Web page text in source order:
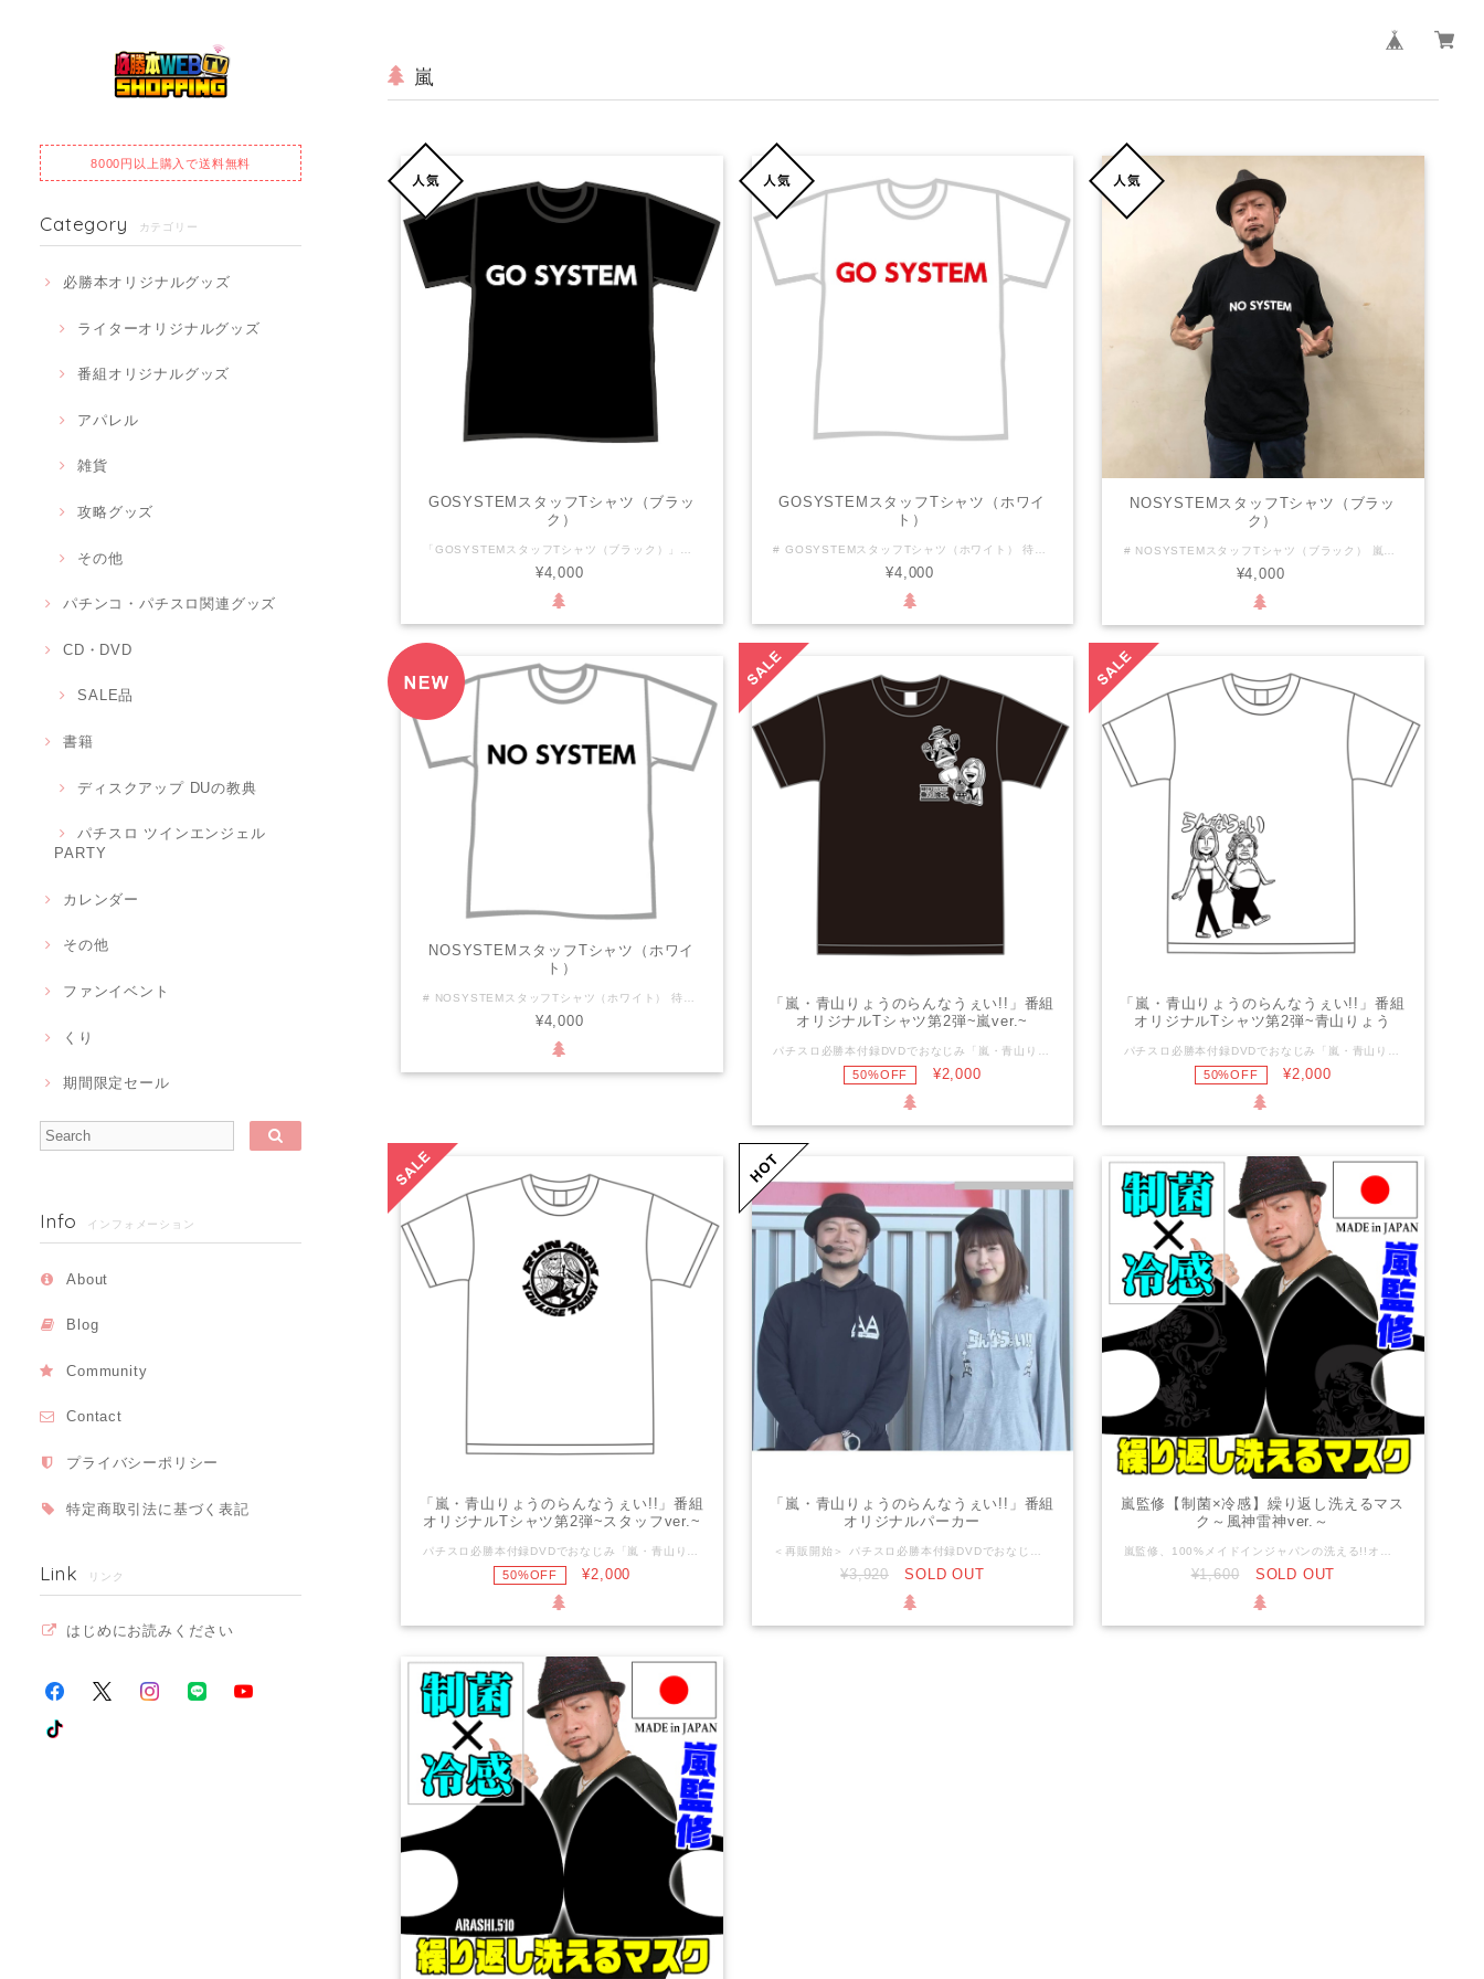
8000円以上購入で送料無料
Category カテゴリー
必勝本オリジナルグッズ
ライターオリジナルグッズ
番組オリジナルグッズ
アパレル
雑貨
攻略グッズ
その他
パチンコ・パチスロ関連グッズ
CD・DVD
SALE品
書籍
ディスクアップ DUの教典
パチスロ ツインエンジェル
PARTY
カレンダー
その他
ファンイベント
くり
期間限定セール
Info インフォメーション
About
Blog
Community
Contact
プライバシーポリシー
特定商取引法に基づく表記
Link リンク
はじめにお読みください
嵐
GOSYSTEMスタッフTシャツ（ブラッ
ク）
¥4,000
GOSYSTEMスタッフTシャツ（ホワイ
ト）
¥4,000
NOSYSTEMスタッフTシャツ（ブラッ
ク）
¥4,000
NOSYSTEMスタッフTシャツ（ホワイ
ト）
¥4,000
「嵐・青山りょうのらんなうぇい!!」番組
オリジナルTシャツ第2弾~嵐ver.~
50%OFF ¥2,000
「嵐・青山りょうのらんなうぇい!!」番組
オリジナルTシャツ第2弾~青山りょう
50%OFF ¥2,000
「嵐・青山りょうのらんなうぇい!!」番組
オリジナルTシャツ第2弾~スタッフver.~
50%OFF ¥2,000
「嵐・青山りょうのらんなうぇい!!」番組
オリジナルパーカー
¥3,920 SOLD OUT
嵐監修【制菌×冷感】繰り返し洗えるマス
ク～風神雷神ver.～
¥1,600 SOLD OUT